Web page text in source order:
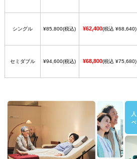
シングル ¥85,800(税込) ¥62,400(税込 ¥68,640)
セミダブル ¥94,600(税込) ¥68,800(税込 ¥75,680)